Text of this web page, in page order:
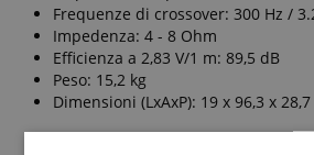
Frequenze di crossover: 300 Hz /
Impedenza: 4 - 8 Ohm
Efficienza a 2,83 V/1 m: 89,5 dB
Peso: 15,2 kg
Dimensioni (LxAxP): 19 x 96,3 x